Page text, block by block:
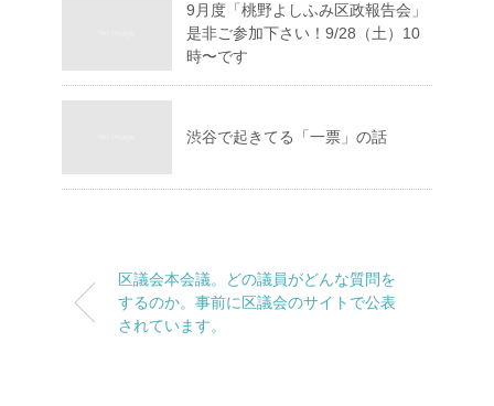
9月度「桃野よしふみ区政報告会」
是非ご参加下さい！9/28（土）10
時〜です
渋谷で起きてる「一票」の話
区議会本会議。どの議員がどんな質問を
するのか。事前に区議会のサイトで公表
されています。